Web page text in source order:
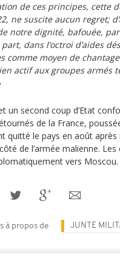
de ces principes, cette
ne suscite aucun regret;
notre dignité, bafouée,
part, dans l’octroi d’aides
comme moyen de
actif aux groupes armés
un second coup d’Etat
de la France,
quitté le pays en août après
de l’armée malienne.
vers Moscou.
à propos de JUNTE